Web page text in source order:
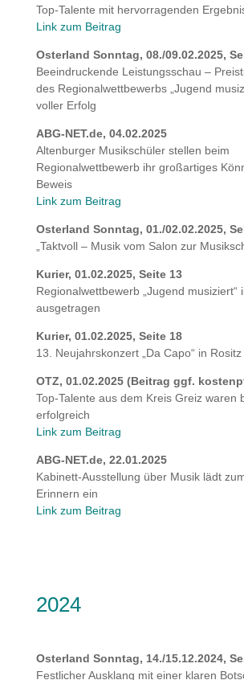
Top-Talente mit hervorragenden
Link zum Beitrag
Osterland Sonntag, 08./09.02.2025,
Beeindruckende Leistungsschau –
des Regionalwettbewerbs „Jugend
voller Erfolg
ABG-NET.de, 04.02.2025
Altenburger Musikschüler stellen beim
Regionalwettbewerb ihr großartiges
Beweis
Link zum Beitrag
Osterland Sonntag, 01./02.02.2025,
„Taktvoll – Musik vom Salon zur
Kurier, 01.02.2025, Seite 13
Regionalwettbewerb „Jugend musiziert“
ausgetragen
Kurier, 01.02.2025, Seite 18
13. Neujahrskonzert „Da Capo“ in Rositz
OTZ, 01.02.2025 (Beitrag ggf.
Top-Talente aus dem Kreis Greiz waren
erfolgreich
Link zum Beitrag
ABG-NET.de, 22.01.2025
Kabinett-Ausstellung über Musik lädt
Erinnern ein
Link zum Beitrag
2024
Osterland Sonntag, 14./15.12.2024,
Festlicher Ausklang mit einer klaren